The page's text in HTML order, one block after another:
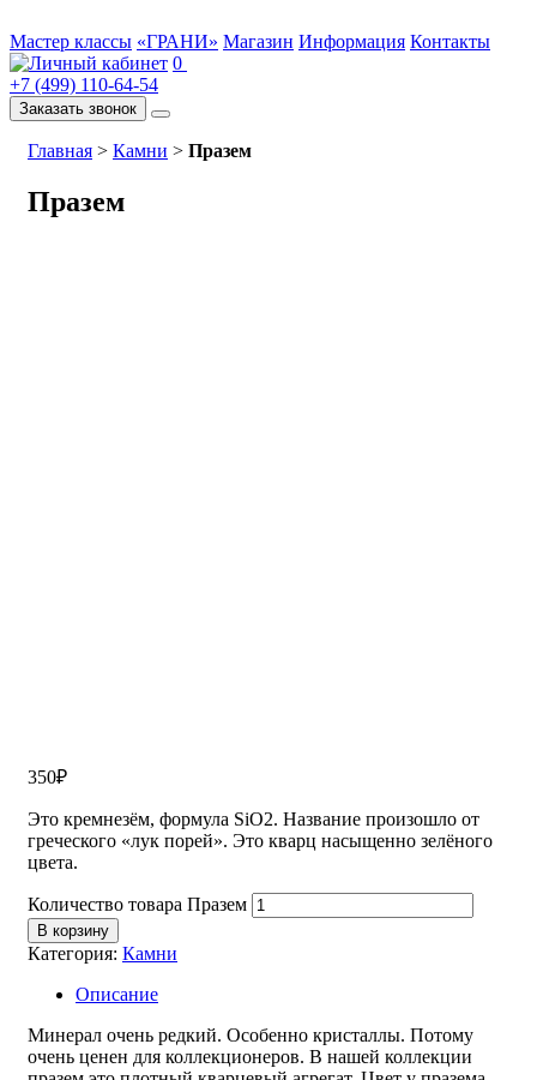
Мастер классы «ГРАНИ» Магазин Информация Контакты
0
+7 (499) 110-64-54
Заказать звонок
Главная > Камни > Празем
Празем
350₽
Это кремнезём, формула SiO2. Название произошло от
греческого «лук порей». Это кварц насыщенно зелёного
цвета.
Количество товара Празем
В корзину
Категория: Камни
Описание
Минерал очень редкий. Особенно кристаллы. Потому
очень ценен для коллекционеров. В нашей коллекции